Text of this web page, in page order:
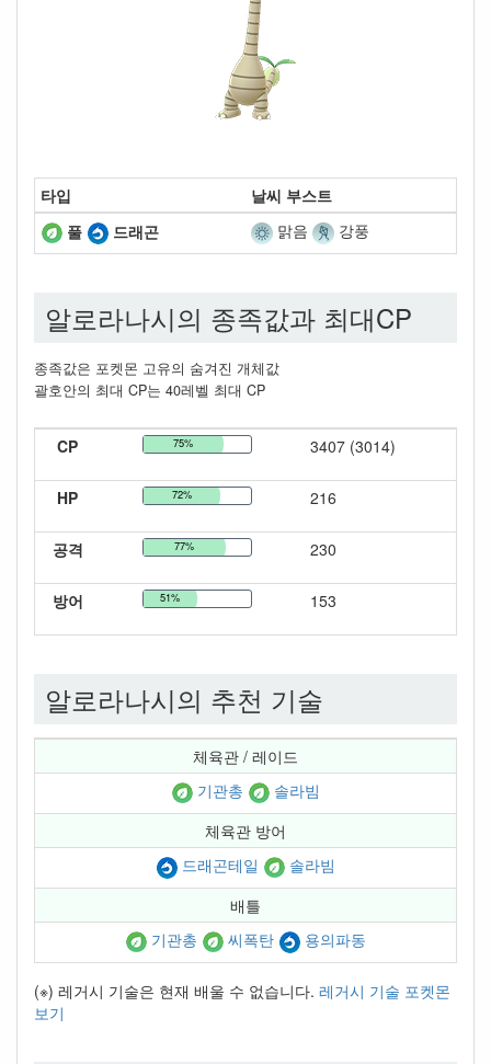
타입
날씨 부스트
풀
드래곤 맑음 강풍
알로라나시의 종족값과 최대CP
종족값은 포켓몬 고유의 숨겨진 개체값
괄호안의 최대 CP는 40레벨 최대 CP
CP 75% 3407 (3014)
HP 72% 216
공격 77% 230
방어 51% 153
알로라나시의 추천 기술
체육관 / 레이드
기관총
솔라빔
체육관 방어
드래곤테일
솔라빔
배틀
기관총
씨폭탄 용의파동
(※) 레거시 기술은 현재 배울 수 없습니다. 레거시 기술 포켓몬
보기